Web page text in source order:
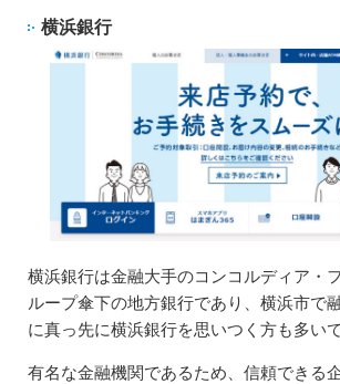
横浜銀行
横浜銀行は金融大手のコンコルディア・
ループ傘下の地方銀行であり、横浜市で
に真っ先に横浜銀行を思いつく方も多い
有名な金融機関であるため、信頼できる